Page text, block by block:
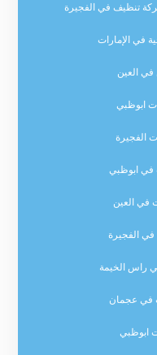
تنظيف في الفجيرة
في الإمارات
في العين
ابوظبي
الفجيرة
ابوظبي
في العين
الفجيرة
راس الخيمة
في عجمان
ابوظبي